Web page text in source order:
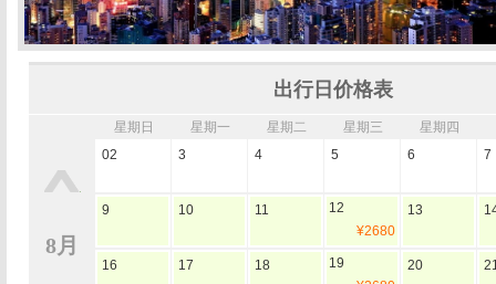
出行日价格表
8月
星期日 星期一 星期二 星期三 星期四
02
3 4 5 6 7
9 10 11
12
¥2680
13
16 17 18
19
20